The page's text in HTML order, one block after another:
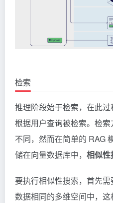
检索
推理阶段始于检索，在此
根据用户查询被检索。检
不同，然而在简单的 RAG
储在向量数据库中， 相似性
要执行相似性搜索，首先
数据相同的多维空间中，